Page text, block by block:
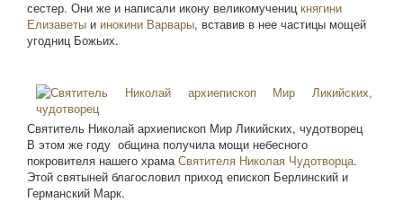
сестер. Они же и написали икону великомученицкнягини
Елизаветы и инокини Варвары, вставив в нее частицы мощей
угодниц Божьих.
Святитель Николай архиепископ Мир Ликийских, чудотворец
В этом же году община получила мощи небесного
покровителя нашего храмаСвятителя Николая Чудотворца.
Этой святыней благословил приход епископ Берлинский и
Германский Марк.